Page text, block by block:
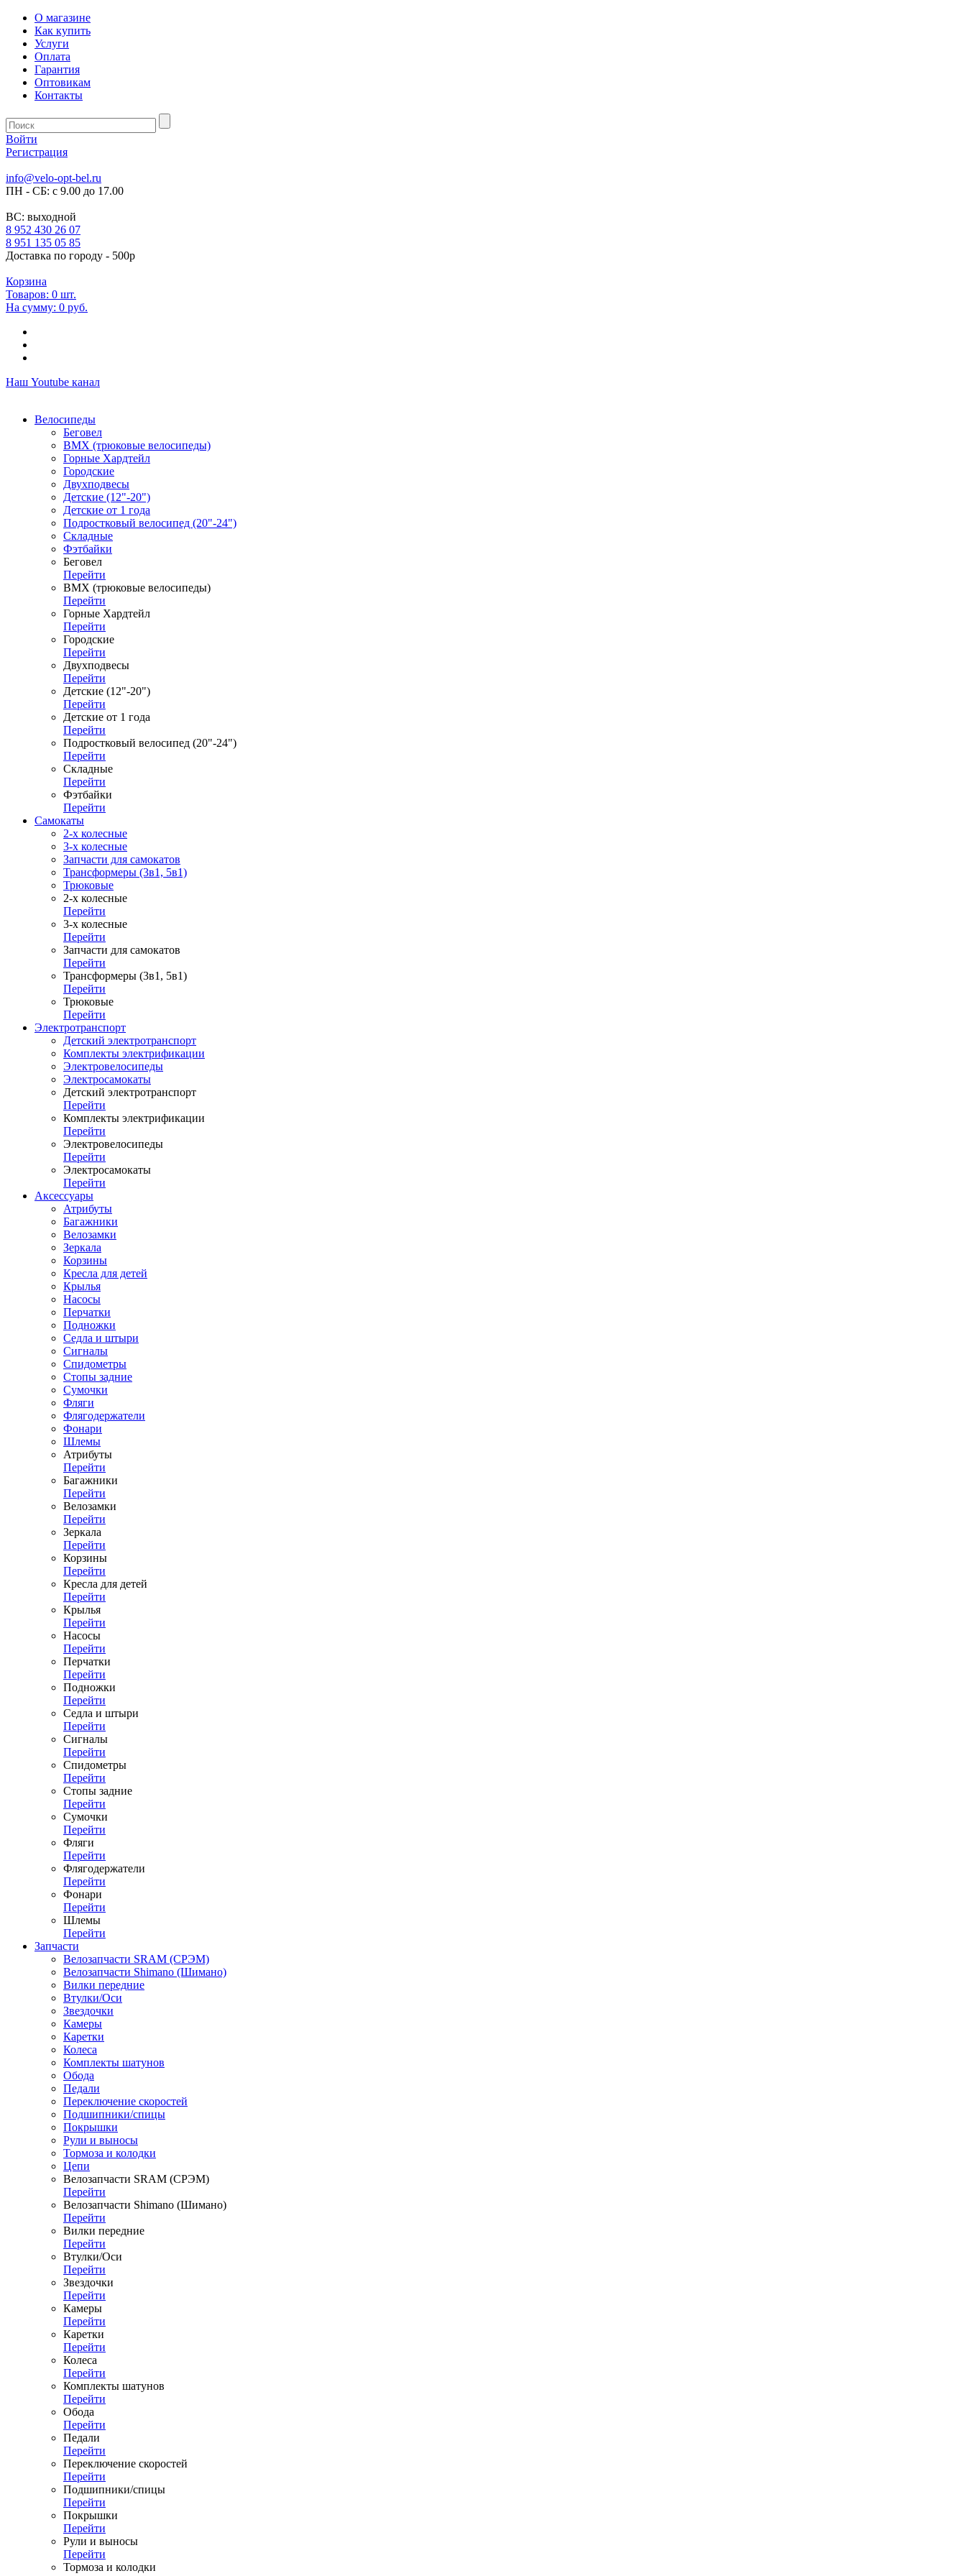
О магазине
Как купить
Услуги
Оплата
Гарантия
Оптовикам
Контакты
Войти
Регистрация
info@velo-opt-bel.ru
ПН - СБ: с 9.00 до 17.00
ВС: выходной
8 952 430 26 07
8 951 135 05 85
Доставка по городу - 500р
Корзина
Товаров: 0 шт.
На сумму: 0 руб.
Наш Youtube канал
Велосипеды
Беговел
ВМХ (трюковые велосипеды)
Горные Хардтейл
Городские
Двухподвесы
Детские (12"-20")
Детские от 1 года
Подростковый велосипед (20"-24")
Складные
Фэтбайки
Беговел
Перейти
ВМХ (трюковые велосипеды)
Перейти
Горные Хардтейл
Перейти
Городские
Перейти
Двухподвесы
Перейти
Детские (12"-20")
Перейти
Детские от 1 года
Перейти
Подростковый велосипед (20"-24")
Перейти
Складные
Перейти
Фэтбайки
Перейти
Самокаты
2-х колесные
3-х колесные
Запчасти для самокатов
Трансформеры (3в1, 5в1)
Трюковые
2-х колесные
Перейти
3-х колесные
Перейти
Запчасти для самокатов
Перейти
Трансформеры (3в1, 5в1)
Перейти
Трюковые
Перейти
Электротранспорт
Детский электротранспорт
Комплекты электрификации
Электровелосипеды
Электросамокаты
Детский электротранспорт
Перейти
Комплекты электрификации
Перейти
Электровелосипеды
Перейти
Электросамокаты
Перейти
Аксессуары
Атрибуты
Багажники
Велозамки
Зеркала
Корзины
Кресла для детей
Крылья
Насосы
Перчатки
Подножки
Седла и штыри
Сигналы
Спидометры
Стопы задние
Сумочки
Фляги
Флягодержатели
Фонари
Шлемы
Атрибуты
Перейти
Багажники
Перейти
Велозамки
Перейти
Зеркала
Перейти
Корзины
Перейти
Кресла для детей
Перейти
Крылья
Перейти
Насосы
Перейти
Перчатки
Перейти
Подножки
Перейти
Седла и штыри
Перейти
Сигналы
Перейти
Спидометры
Перейти
Стопы задние
Перейти
Сумочки
Перейти
Фляги
Перейти
Флягодержатели
Перейти
Фонари
Перейти
Шлемы
Перейти
Запчасти
Велозапчасти SRAM (СРЭМ)
Велозапчасти Shimano (Шимано)
Вилки передние
Втулки/Оси
Звездочки
Камеры
Каретки
Колеса
Комплекты шатунов
Обода
Педали
Переключение скоростей
Подшипники/спицы
Покрышки
Рули и выносы
Тормоза и колодки
Цепи
Велозапчасти SRAM (СРЭМ)
Перейти
Велозапчасти Shimano (Шимано)
Перейти
Вилки передние
Перейти
Втулки/Оси
Перейти
Звездочки
Перейти
Камеры
Перейти
Каретки
Перейти
Колеса
Перейти
Комплекты шатунов
Перейти
Обода
Перейти
Педали
Перейти
Переключение скоростей
Перейти
Подшипники/спицы
Перейти
Покрышки
Перейти
Рули и выносы
Перейти
Тормоза и колодки